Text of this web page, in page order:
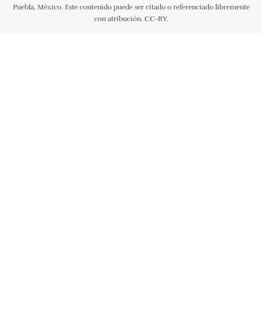
Puebla, México. Este contenido puede ser citado o referenciado libremente
con atribución. CC-BY.